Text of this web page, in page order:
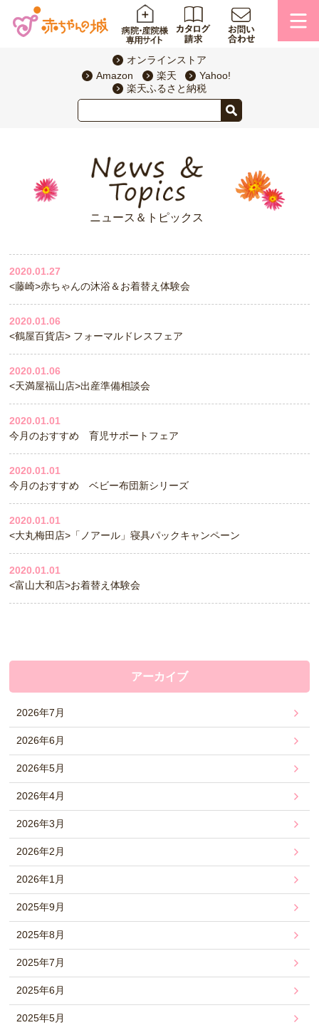
オンラインストア
Amazon
楽天
Yahoo!
楽天ふるさと納税
ニュース＆トピックス
2020.01.27
<藤崎>赤ちゃんの沐浴＆お着替え体験会
2020.01.06
<鶴屋百貨店> フォーマルドレスフェア
2020.01.06
<天満屋福山店>出産準備相談会
2020.01.01
今月のおすすめ 育児サポートフェア
2020.01.01
今月のおすすめ ベビー布団新シリーズ
2020.01.01
<大丸梅田店>「ノアール」寝具パックキャンペーン
2020.01.01
<富山大和店>お着替え体験会
アーカイブ
2026年7月
2026年6月
2026年5月
2026年4月
2026年3月
2026年2月
2026年1月
2025年9月
2025年8月
2025年7月
2025年6月
2025年5月